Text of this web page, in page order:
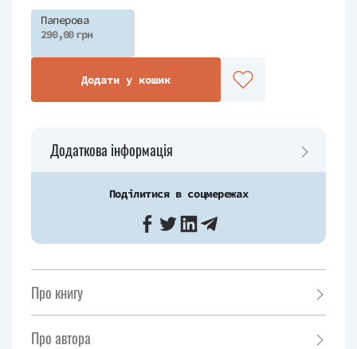
Паперова
290,00 грн
Додати у кошик
Додаткова інформація
Поділитися в соцмережах
Про книгу
Про автора